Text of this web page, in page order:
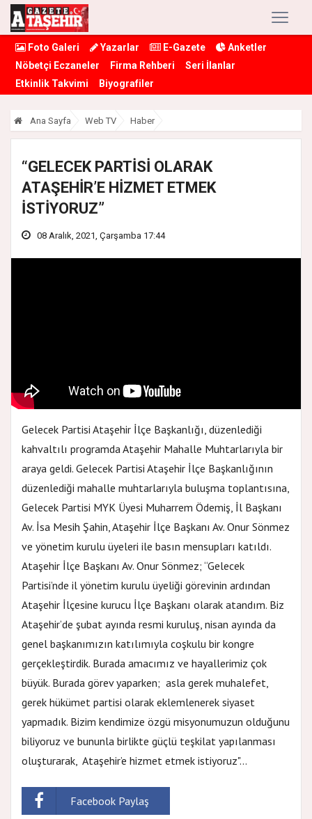
Foto Galeri Yazarlar E-Gazete
Anketler
Nöbetçi Eczaneler
Firma Rehberi
Seri İlanlar
Etkinlik Takvimi
Biyografiler
Ana Sayfa Web TV Haber
“GELECEK PARTİSİ OLARAK
ATAŞEHİR’E HİZMET ETMEK
İSTİYORUZ”
08 Aralık, 2021, Çarşamba 17:44
Gelecek Partisi Ataşehir İlçe Başkanlığı, düzenlediği
kahvaltılı programda Ataşehir Mahalle Muhtarlarıyla bir
araya geldi. Gelecek Partisi Ataşehir İlçe Başkanlığının
düzenlediği mahalle muhtarlarıyla buluşma toplantısına,
Gelecek Partisi MYK Üyesi Muharrem Ödemiş, İl Başkanı
Av. İsa Mesih Şahin, Ataşehir İlçe Başkanı Av. Onur Sönmez
ve yönetim kurulu üyeleri ile basın mensupları katıldı.
Ataşehir İlçe Başkanı Av. Onur Sönmez; “Gelecek
Partisi’nde il yönetim kurulu üyeliği görevinin ardından
Ataşehir İlçesine kurucu İlçe Başkanı olarak atandım. Biz
Ataşehir’de şubat ayında resmi kuruluş, nisan ayında da
genel başkanımızın katılımıyla coşkulu bir kongre
gerçekleştirdik. Burada amacımız ve hayallerimiz çok
büyük. Burada görev yaparken; asla gerek muhalefet,
gerek hükümet partisi olarak eklemlenerek siyaset
yapmadık. Bizim kendimize özgü misyonumuzun olduğunu
biliyoruz ve bununla birlikte güçlü teşkilat yapılanması
oluşturarak, Ataşehir’e hizmet etmek istiyoruz"...
Facebook Paylaş